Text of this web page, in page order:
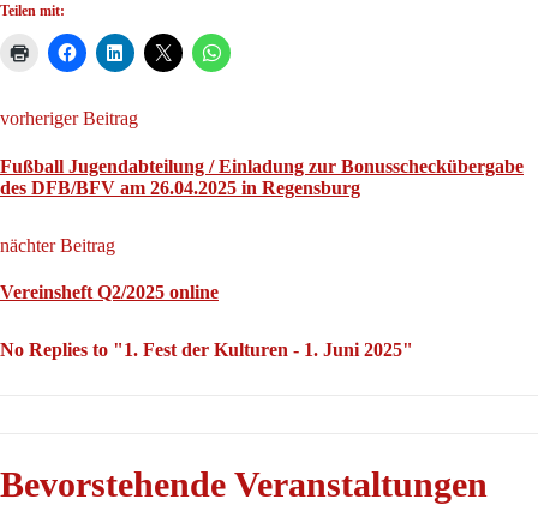
Teilen mit:
vorheriger Beitrag
Fußball Jugendabteilung / Einladung zur Bonusscheckübergabe
des DFB/BFV am 26.04.2025 in Regensburg
nächter Beitrag
Vereinsheft Q2/2025 online
No Replies to "1. Fest der Kulturen - 1. Juni 2025"
Bevorstehende Veranstaltungen